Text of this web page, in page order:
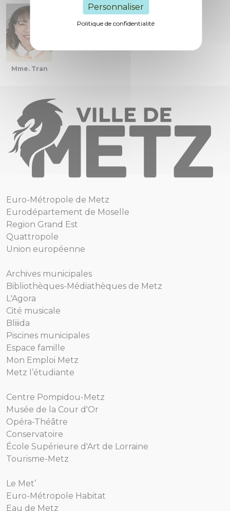
Personnaliser
Politique de confidentialité
Mme. Tran
Euro-Métropole de Metz
Eurodépartement de Moselle
Region Grand Est
Quattropole
Union européenne
Archives municipales
Bibliothèques-Médiathèques de Metz
L'Agora
Cité musicale
Bliiida
Piscines municipales
Espace famille
Mon Emploi Metz
Metz l’étudiante
Centre Pompidou-Metz
Musée de la Cour d'Or
Opéra-Théâtre
Conservatoire
École Supérieure d'Art de Lorraine
Tourisme-Metz
Le Met’
Euro-Métropole Habitat
Eau de Metz